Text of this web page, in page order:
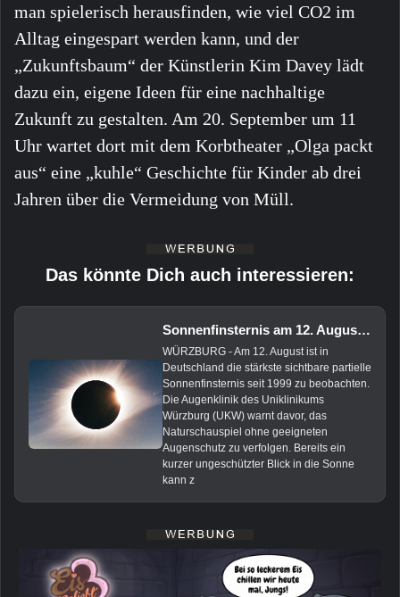
man spielerisch herausfinden, wie viel CO2 im
Alltag eingespart werden kann, und der
„Zukunftsbaum“ der Künstlerin Kim Davey lädt
dazu ein, eigene Ideen für eine nachhaltige
Zukunft zu gestalten. Am 20. September um 11
Uhr wartet dort mit dem Korbtheater „Olga packt
aus“ eine „kuhle“ Geschichte für Kinder ab drei
Jahren über die Vermeidung von Müll.
Das könnte Dich auch interessieren:
Sonnenfinsternis am 12. August: Uniklinikum Würzburg gibt wichtige Sicherheitstipps
WÜRZBURG - Am 12. August ist in
Deutschland die stärkste sichtbare partielle
Sonnenfinsternis seit 1999 zu beobachten.
Die Augenklinik des Uniklinikums
Würzburg (UKW) warnt davor, das
Naturschauspiel ohne geeigneten
Augenschutz zu verfolgen. Bereits ein
kurzer ungeschützter Blick in die Sonne
kann z